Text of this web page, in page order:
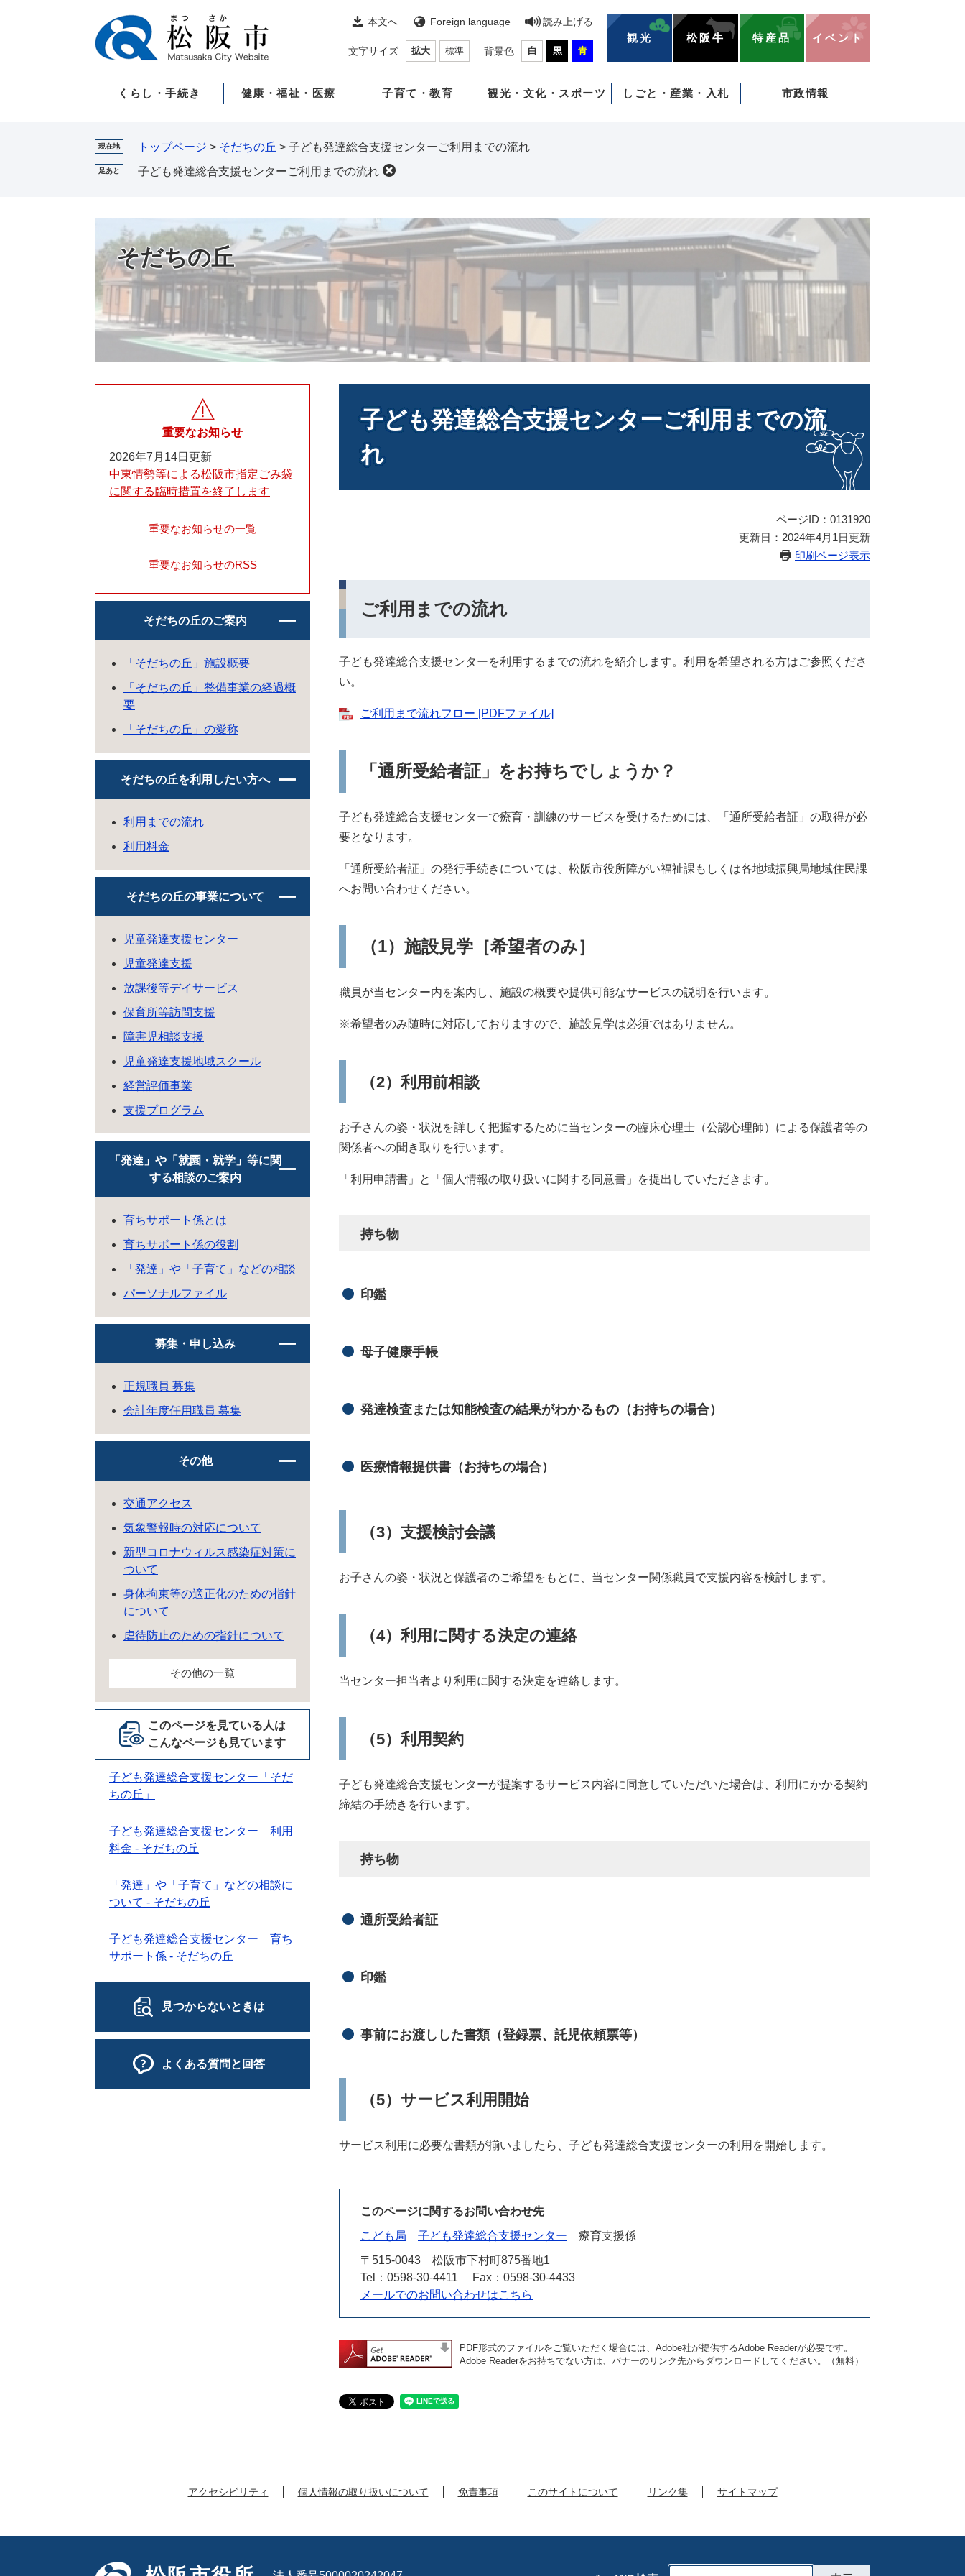
本文へ Foreign language 読み上げる
文字サイズ 拡大 標準 背景色 白 黒 青
観光 松阪牛 特産品 イベント
くらし・手続き 健康・福祉・医療 子育て・教育 観光・文化・スポーツ しごと・産業・入札 市政情報
現在地 トップページ > そだちの丘 > 子ども発達総合支援センターご利用までの流れ
足あと 子ども発達総合支援センターご利用までの流れ
そだちの丘
子ども発達総合支援センターご利用までの流
れ
ページID：0131920
更新日：2024年4月1日更新
印刷ページ表示
ご利用までの流れ
子ども発達総合支援センターを利用するまでの流れを紹介します。利用を希望される方はご参照くださ
い。
ご利用まで流れフロー [PDFファイル]
「通所受給者証」をお持ちでしょうか？
子ども発達総合支援センターで療育・訓練のサービスを受けるためには、「通所受給者証」の取得が必
要となります。
「通所受給者証」の発行手続きについては、松阪市役所障がい福祉課もしくは各地域振興局地域住民課
へお問い合わせください。
（1）施設見学［希望者のみ］
職員が当センター内を案内し、施設の概要や提供可能なサービスの説明を行います。
※希望者のみ随時に対応しておりますので、施設見学は必須ではありません。
（2）利用前相談
お子さんの姿・状況を詳しく把握するために当センターの臨床心理士（公認心理師）による保護者等の
関係者への聞き取りを行います。
「利用申請書」と「個人情報の取り扱いに関する同意書」を提出していただきます。
持ち物
印鑑
母子健康手帳
発達検査または知能検査の結果がわかるもの（お持ちの場合）
医療情報提供書（お持ちの場合）
（3）支援検討会議
お子さんの姿・状況と保護者のご希望をもとに、当センター関係職員で支援内容を検討します。
（4）利用に関する決定の連絡
当センター担当者より利用に関する決定を連絡します。
（5）利用契約
子ども発達総合支援センターが提案するサービス内容に同意していただいた場合は、利用にかかる契約
締結の手続きを行います。
持ち物
通所受給者証
印鑑
事前にお渡しした書類（登録票、託児依頼票等）
（5）サービス利用開始
サービス利用に必要な書類が揃いましたら、子ども発達総合支援センターの利用を開始します。
このページに関するお問い合わせ先
こども局
子ども発達総合支援センター
療育支援係
〒515-0043
松阪市下村町875番地1
Tel：0598-30-4411
Fax：0598-30-4433
メールでのお問い合わせはこちら
PDF形式のファイルをご覧いただく場合には、Adobe社が提供するAdobe Readerが必要です。
Adobe Readerをお持ちでない方は、バナーのリンク先からダウンロードしてください。（無料）
重要なお知らせ
2026年7月14日更新
中東情勢等による松阪市指定ごみ袋
に関する臨時措置を終了します
重要なお知らせの一覧
重要なお知らせのRSS
そだちの丘のご案内
「そだちの丘」施設概要
「そだちの丘」整備事業の経過概
要
「そだちの丘」の愛称
そだちの丘を利用したい方へ
利用までの流れ
利用料金
そだちの丘の事業について
児童発達支援センター
児童発達支援
放課後等デイサービス
保育所等訪問支援
障害児相談支援
児童発達支援地域スクール
経営評価事業
支援プログラム
「発達」や「就園・就学」等に関
する相談のご案内
育ちサポート係とは
育ちサポート係の役割
「発達」や「子育て」などの相談
パーソナルファイル
募集・申し込み
正規職員 募集
会計年度任用職員 募集
その他
交通アクセス
気象警報時の対応について
新型コロナウィルス感染症対策に
ついて
身体拘束等の適正化のための指針
について
虐待防止のための指針について
その他の一覧
このページを見ている人は
こんなページも見ています
子ども発達総合支援センター「そだ
ちの丘」
子ども発達総合支援センター 利用
料金 - そだちの丘
「発達」や「子育て」などの相談に
ついて - そだちの丘
子ども発達総合支援センター 育ち
サポート係 - そだちの丘
見つからないときは
よくある質問と回答
アクセシビリティ 個人情報の取り扱いについて 免責事項 このサイトについて リンク集 サイトマップ